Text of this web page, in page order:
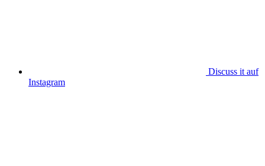
Discuss it auf
Instagram